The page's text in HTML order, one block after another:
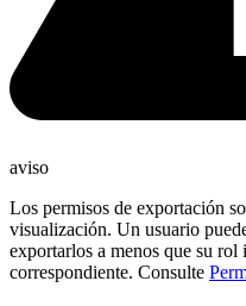
aviso
Los permisos de exportación
visualización. Un usuario
exportarlos a menos que su
correspondiente. Consulte